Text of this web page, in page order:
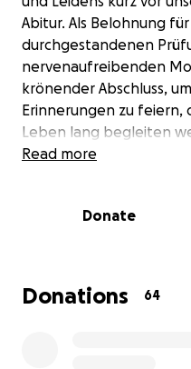
Abitur. Als Belohnung
durchgestandenen
nervenaufreibenden
krönender Abschluss,
Erinnerungen zu feiern,
Leben lang begleiten
kommenden Jahr einen
Die Finanzierung
stemmen können und
Unterstützung
Read more
Donate
Donations 64